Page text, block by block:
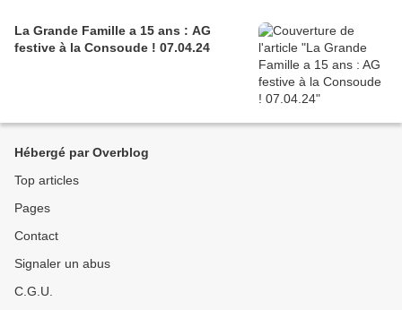
La Grande Famille a 15 ans : AG
festive à la Consoude ! 07.04.24
Hébergé par Overblog
Top articles
Pages
Contact
Signaler un abus
C.G.U.